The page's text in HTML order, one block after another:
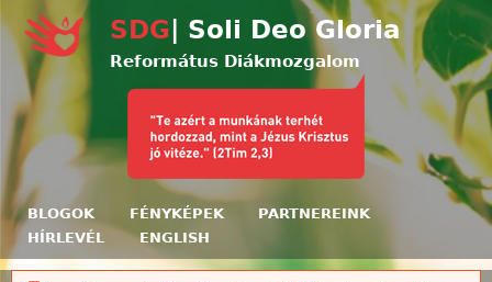
Ugrás a tartalomra
SDG | Soli Deo Gloria
Református Diákmozgalom
BLOGOK FÉNYKÉPEK
PARTNEREINK
HÍRLEVÉL
ENGLISH